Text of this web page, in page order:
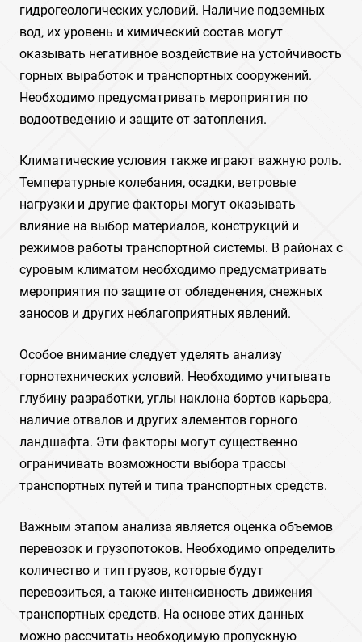
гидрогеологических условий. Наличие подземных
вод‚ их уровень и химический состав могут
оказывать негативное воздействие на устойчивость
горных выработок и транспортных сооружений.
Необходимо предусматривать мероприятия по
водоотведению и защите от затопления.
Климатические условия также играют важную роль.
Температурные колебания‚ осадки‚ ветровые
нагрузки и другие факторы могут оказывать
влияние на выбор материалов‚ конструкций и
режимов работы транспортной системы. В районах с
суровым климатом необходимо предусматривать
мероприятия по защите от обледенения‚ снежных
заносов и других неблагоприятных явлений.
Особое внимание следует уделять анализу
горнотехнических условий. Необходимо учитывать
глубину разработки‚ углы наклона бортов карьера‚
наличие отвалов и других элементов горного
ландшафта. Эти факторы могут существенно
ограничивать возможности выбора трассы
транспортных путей и типа транспортных средств.
Важным этапом анализа является оценка объемов
перевозок и грузопотоков. Необходимо определить
количество и тип грузов‚ которые будут
перевозиться‚ а также интенсивность движения
транспортных средств. На основе этих данных
можно рассчитать необходимую пропускную